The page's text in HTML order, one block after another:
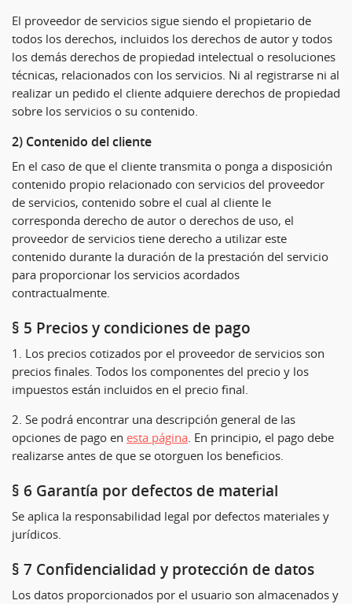
El proveedor de servicios sigue siendo el propietario de
todos los derechos, incluidos los derechos de autor y todos
los demás derechos de propiedad intelectual o resoluciones
técnicas, relacionados con los servicios. Ni al registrarse ni al
realizar un pedido el cliente adquiere derechos de propiedad
sobre los servicios o su contenido.
2) Contenido del cliente
En el caso de que el cliente transmita o ponga a disposición
contenido propio relacionado con servicios del proveedor
de servicios, contenido sobre el cual al cliente le
corresponda derecho de autor o derechos de uso, el
proveedor de servicios tiene derecho a utilizar este
contenido durante la duración de la prestación del servicio
para proporcionar los servicios acordados
contractualmente.
§ 5 Precios y condiciones de pago
1. Los precios cotizados por el proveedor de servicios son
precios finales. Todos los componentes del precio y los
impuestos están incluidos en el precio final.
2. Se podrá encontrar una descripción general de las
opciones de pago en esta página. En principio, el pago debe
realizarse antes de que se otorguen los beneficios.
§ 6 Garantía por defectos de material
Se aplica la responsabilidad legal por defectos materiales y
jurídicos.
§ 7 Confidencialidad y protección de datos
Los datos proporcionados por el usuario son almacenados y